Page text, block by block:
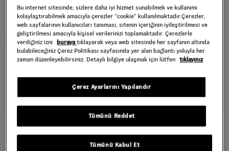
KNU SKOOL STACKLITE AYAKKABI
Style : VN000Z6MY281
Bu internet sitesinde, sizlere daha iyi hizmet sunabilmek ve kullanımı
kolaylaştırabilmek amacıyla çerezler ”cookie” kullanılmaktadır.Çerezler,
web sayfalarının kullanıcıları tanıması, sitenin içeriğinin iyileştirilmesi ve
geliştirilmesi amacıyla kişisel verilerinizi toplamaktadır. Çerezlerle
verdiğiniz izni
burayatıklayarak veya web sitesinde her sayfanın altında
bulabileceğiniz Çerez Politikası sayfasında yer alan bağlantı yoluyla her
zaman düzenleyebilirsiniz. Detaylı bilgiye ulaşmak için lütfen tıklayınız
Tümünü Reddet
Tümünü Kabul Et
Çerez Ayarlarını Yapılandır